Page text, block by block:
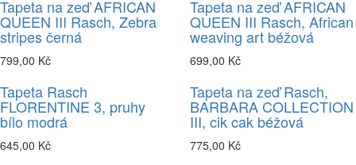
Tapeta na zeď AFRICAN
QUEEN III Rasch, Zebra
stripes černá
799,00 Kč
Tapeta na zeď AFRICAN
QUEEN III Rasch, African
weaving art béžová
699,00 Kč
Tapeta Rasch
FLORENTINE 3, pruhy
bílo modrá
645,00 Kč
Tapeta na zeď Rasch,
BARBARA COLLECTION
III, cik cak béžová
775,00 Kč